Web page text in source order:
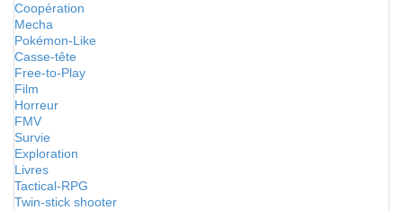
Coopération
Mecha
Pokémon-Like
Casse-tête
Free-to-Play
Film
Horreur
FMV
Survie
Exploration
Livres
Tactical-RPG
Twin-stick shooter